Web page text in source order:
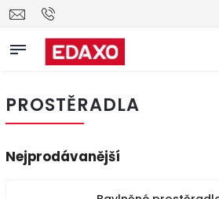
PROSTĚRADLA
Nejprodávanější